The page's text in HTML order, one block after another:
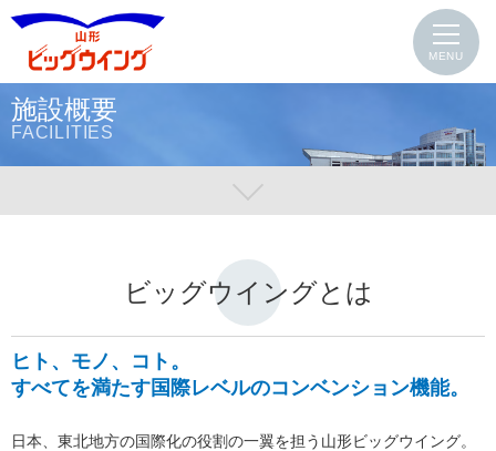
MENU
施設概要
FACILITIES
ビッグウイングとは
ヒト、モノ、コト。
すべてを満たす国際レベルのコンベンション機能。
日本、東北地方の国際化の役割の一翼を担う山形ビッグウイング。